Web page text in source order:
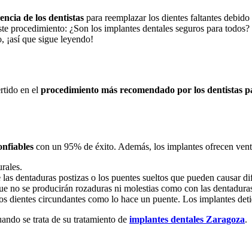
de los dentistas para reemplazar los dientes faltantes
procedimiento: ¿Son los implantes dentales seguros para
¡así que sigue leyendo!
en el procedimiento más recomendado por los dentistas
con un 95% de éxito. Además, los implantes ofrecen
dentaduras postizas o los puentes sueltos que pueden causar
no se producirán rozaduras ni molestias como con las
dientes circundantes como lo hace un puente. Los implantes
se trata de su tratamiento de implantes dentales Zaragoza.